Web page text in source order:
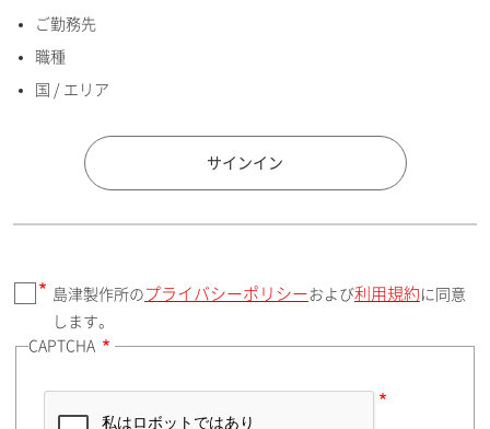
E-mailアドレス（半角英数）
国 / エリア
郵便番号（勤務先）
住所検索
ご勤務先
職種
国 / エリア
サインイン
島津製作所の プライバシーポリシーおよび利用規約 に同意
します。
CAPTCHA